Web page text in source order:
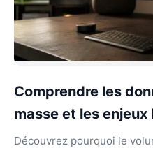
Comprendre les
masse et les enjeux
Découvrez pourquoi le